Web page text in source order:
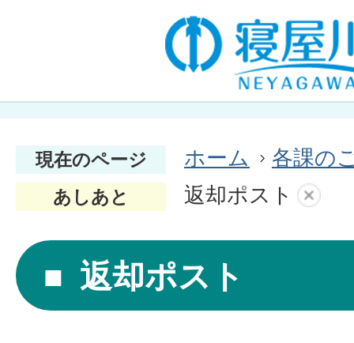
現在のページ ホーム 各課の
あしあと 返却ポスト
返却ポスト